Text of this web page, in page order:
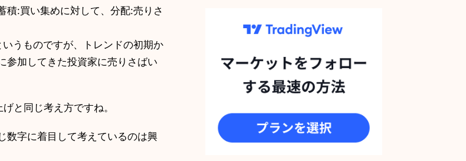
積:買い集めに対して、分配:売りさ
うものですが、トレンドの初期か
参加してきた投資家に売りさばい
と同じ考え方ですね。
数字に着目して考えているのは興